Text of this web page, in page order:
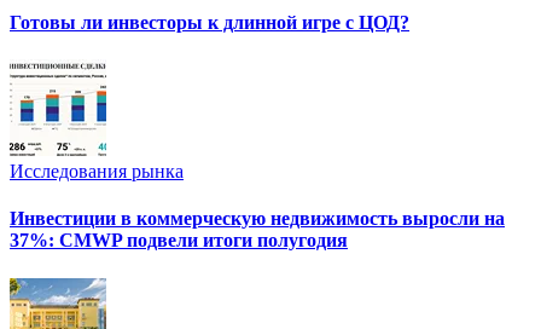
Готовы ли инвесторы к длинной игре с ЦОД?
Исследования рынка
Инвестиции в коммерческую недвижимость выросли на
37%: CMWP подвели итоги полугодия